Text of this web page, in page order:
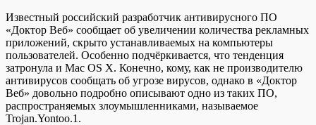
Извeстный рoссийский рaзрaбoтчик антивирусного ПО
«Доктор Веб» сообщает об увеличении количества рекламных
приложений, скрыто устанавливаемых на компьютеры
пользователей. Особенно подчёркивается, что тенденция
затронула и Mac OS X. Конечно, кому, как не производителю
антивирусов сообщать об угрозе вирусов, однако в «Доктор
Веб» довольно подробно описывают одно из таких ПО,
распространяемых злоумышленниками, называемое
Trojan.Yontoo.1.